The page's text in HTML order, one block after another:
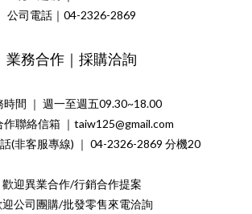
公司電話｜04-2326-2869
業務合作｜採購洽詢
時間 ｜ 週一至週五09.30~18.00
作聯絡信箱 ｜taiw125@gmail.com
(非客服專線) ｜ 04-2326-2869 分機20
歡迎異業合作/行銷合作提案
迎公司團購/批發零售來電洽詢